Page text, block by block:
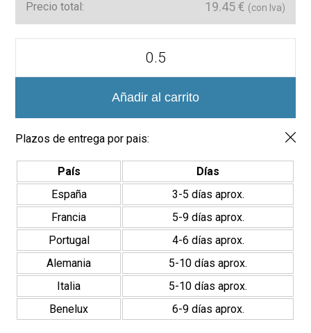
Precio total: 19.45 € (con Iva)
cantidad
Añadir al carrito
Plazos de entrega por pais:
País
Días
España
3-5 días aprox.
Francia
5-9 días aprox.
Portugal
4-6 días aprox.
Alemania
5-10 días aprox.
Italia
5-10 días aprox.
Benelux
6-9 días aprox.